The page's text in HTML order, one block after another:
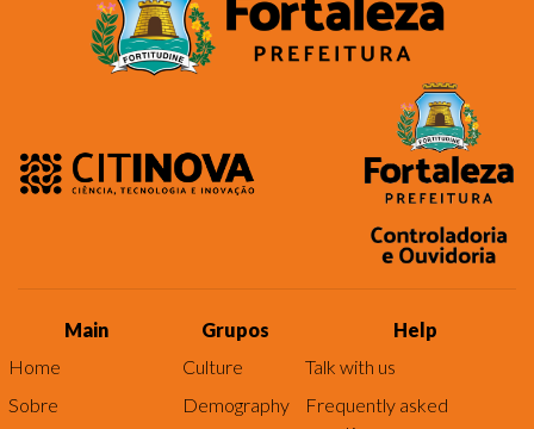
Main
Home
Sobre
Grupos
Culture
Demography
Help
Talk with us
Frequently asked